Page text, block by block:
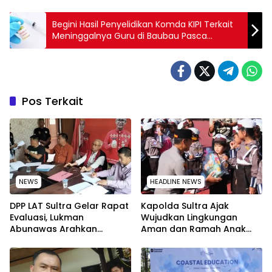
Begini Hasil Penyelidikan Komda KIPI Terkait
Meninggalnya Guru di Baubau Pasca
Divaksin
Pos Terkait
NEWS
‎DPP LAT Sultra Gelar Rapat
Evaluasi, Lukman
Abunawas Arahkan
Secara Rutin dan
Menyeluruh
HEADLINE NEWS
Kapolda Sultra Ajak
Wujudkan Lingkungan
Aman dan Ramah Anak
Nasional 2026